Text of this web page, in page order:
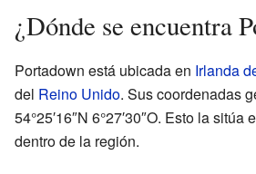
¿Dónde se encuentra
Portadown está ubicada en Irlanda
del Reino Unido. Sus coordenadas
54°25′16″N 6°27′30″O. Esto la
dentro de la región.